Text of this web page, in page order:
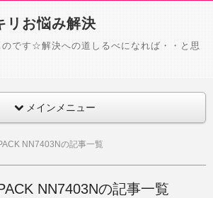
リお悩み解決
のです☆解決への道しるべになれば・・と思
メインメニュー
NN7403Nの記事一覧
NN7403Nの記事一覧